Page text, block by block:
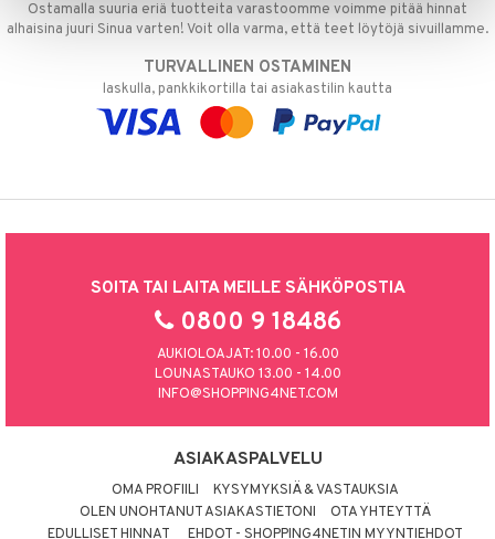
Ostamalla suuria eriä tuotteita varastoomme voimme pitää hinnat
alhaisina juuri Sinua varten! Voit olla varma, että teet löytöjä sivuillamme.
TURVALLINEN OSTAMINEN
laskulla, pankkikortilla tai asiakastilin kautta
SOITA TAI LAITA MEILLE SÄHKÖPOSTIA
0800 9 18486
AUKIOLOAJAT: 10.00 - 16.00
LOUNASTAUKO 13.00 - 14.00
INFO@SHOPPING4NET.COM
ASIAKASPALVELU
OMA PROFIILI
KYSYMYKSIÄ & VASTAUKSIA
OLEN UNOHTANUT ASIAKASTIETONI
OTA YHTEYTTÄ
EDULLISET HINNAT
EHDOT - SHOPPING4NETIN MYYNTIEHDOT